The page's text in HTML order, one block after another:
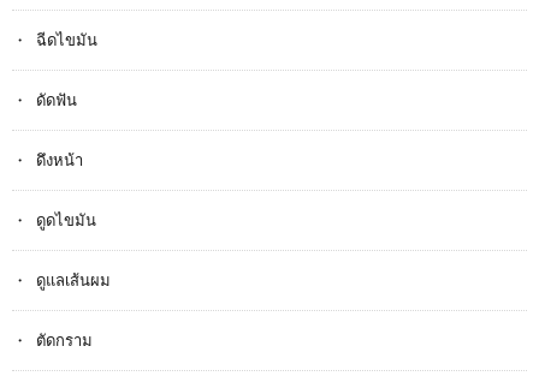
ฉีดไขมัน
ดัดฟัน
ดึงหน้า
ดูดไขมัน
ดูแลเส้นผม
ตัดกราม